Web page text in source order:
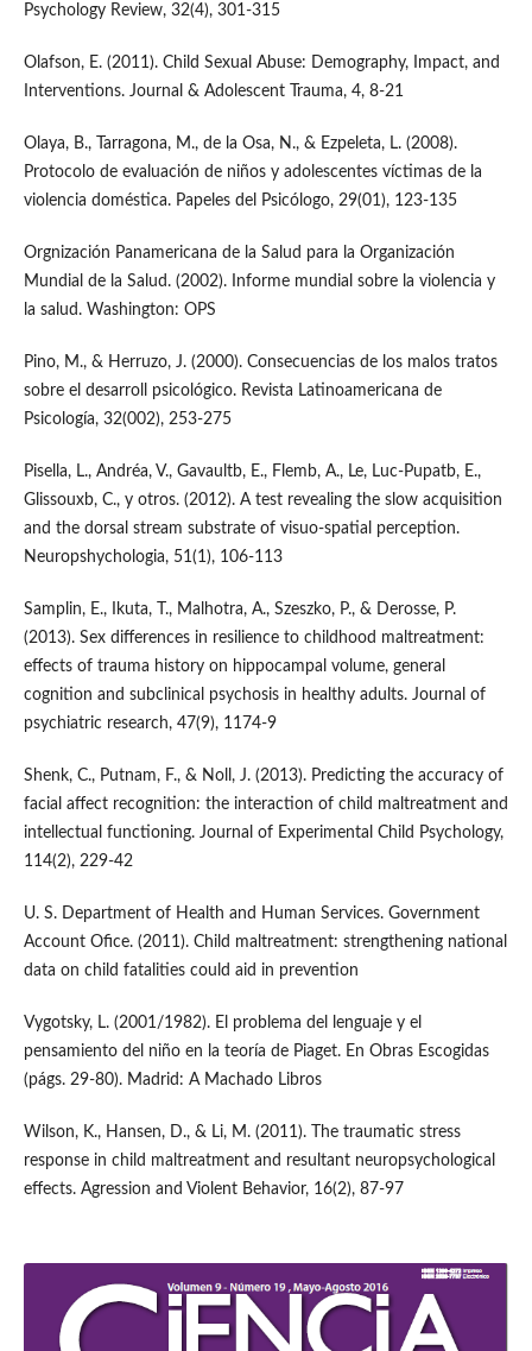
Psychology Review, 32(4), 301-315
Olafson, E. (2011). Child Sexual Abuse: Demography, Impact, and
Interventions. Journal & Adolescent Trauma, 4, 8-21
Olaya, B., Tarragona, M., de la Osa, N., & Ezpeleta, L. (2008).
Protocolo de evaluación de niños y adolescentes víctimas de la
violencia doméstica. Papeles del Psicólogo, 29(01), 123-135
Orgnización Panamericana de la Salud para la Organización
Mundial de la Salud. (2002). Informe mundial sobre la violencia y
la salud. Washington: OPS
Pino, M., & Herruzo, J. (2000). Consecuencias de los malos tratos
sobre el desarroll psicológico. Revista Latinoamericana de
Psicología, 32(002), 253-275
Pisella, L., Andréa, V., Gavaultb, E., Flemb, A., Le, Luc-Pupatb, E.,
Glissouxb, C., y otros. (2012). A test revealing the slow acquisition
and the dorsal stream substrate of visuo-spatial perception.
Neuropshychologia, 51(1), 106-113
Samplin, E., Ikuta, T., Malhotra, A., Szeszko, P., & Derosse, P.
(2013). Sex differences in resilience to childhood maltreatment:
effects of trauma history on hippocampal volume, general
cognition and subclinical psychosis in healthy adults. Journal of
psychiatric research, 47(9), 1174-9
Shenk, C., Putnam, F., & Noll, J. (2013). Predicting the accuracy of
facial affect recognition: the interaction of child maltreatment and
intellectual functioning. Journal of Experimental Child Psychology,
114(2), 229-42
U. S. Department of Health and Human Services. Government
Account Ofice. (2011). Child maltreatment: strengthening national
data on child fatalities could aid in prevention
Vygotsky, L. (2001/1982). El problema del lenguaje y el
pensamiento del niño en la teoría de Piaget. En Obras Escogidas
(págs. 29-80). Madrid: A Machado Libros
Wilson, K., Hansen, D., & Li, M. (2011). The traumatic stress
response in child maltreatment and resultant neuropsychological
effects. Agression and Violent Behavior, 16(2), 87-97